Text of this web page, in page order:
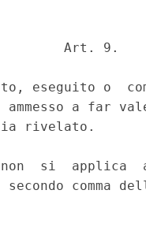
Art. 9.
eseguito o
e' ammesso a
rivelato.
si  applica